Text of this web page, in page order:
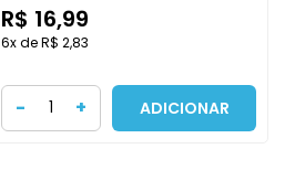
R$ 16,99
6x de R$ 2,83
- + ADICIONAR